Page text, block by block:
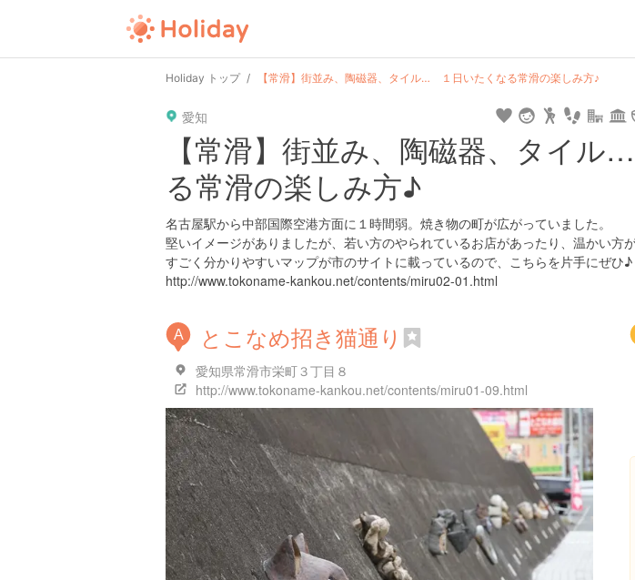
Holiday トップ 【常滑】街並み、陶磁器、タイル… １日いたくなる常滑の楽しみ方♪
愛知
user pin tel time url type star camera home settings profile print rank
【常滑】街並み、陶磁器、タイ
る常滑の楽しみ方♪
名古屋駅から中部国際空港方面に１時間弱。焼き物の町が広がっていました。
堅いイメージがありましたが、若い方のやられているお店があったり、温かい方
すごく分かりやすいマップが市のサイトに載っているので、こちらを片手にぜひ♪
http://www.tokoname-kankou.net/contents/miru02-01.html
A とこなめ招き猫通り
愛知県常滑市栄町３丁目８
http://www.tokoname-kankou.net/contents/miru01-09.html